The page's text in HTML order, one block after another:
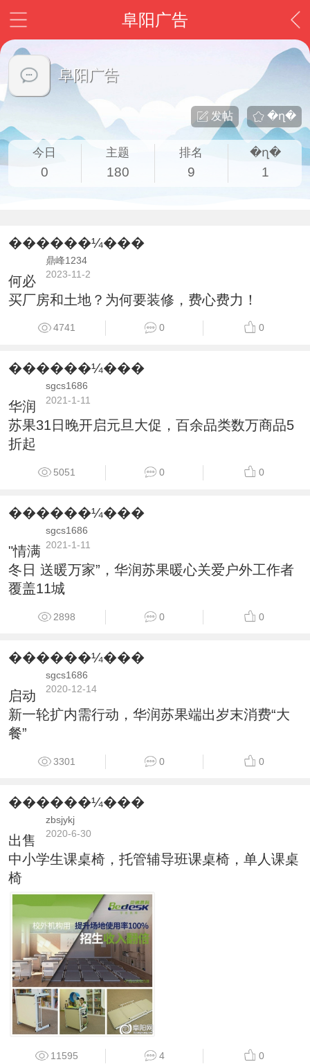
阜阳广告
阜阳广告
�ղ�
发帖
今日
0
主题
180
排名
9
�ղ�
1
������¼���
鼎峰1234
2023-11-2
何必
买厂房和土地？为何要装修，费心费力！
4741 0 0
������¼���
sgcs1686
2021-1-11
华润
苏果31日晚开启元旦大促，百余品类数万商品5
折起
5051 0 0
������¼���
sgcs1686
2021-1-11
"情满
冬日 送暖万家”，华润苏果暖心关爱户外工作者
覆盖11城
2898 0 0
������¼���
sgcs1686
2020-12-14
启动
新一轮扩内需行动，华润苏果端出岁末消费“大
餐”
3301 0 0
������¼���
zbsjykj
2020-6-30
出售
中小学生课桌椅，托管辅导班课桌椅，单人课桌
椅
11595 4 0